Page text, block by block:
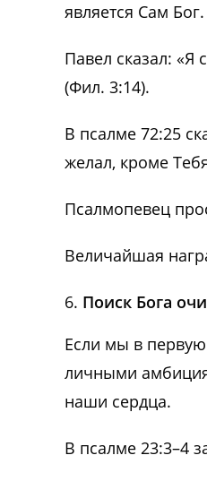
является Сам Бог.
Павел сказал: «Я
(Фил. 3:14).
В псалме 72:25
желал, кроме
Псалмопевец
Величайшая
Поиск Бога
Если мы в
личными
наши сердца.
В псалме 23:3–4